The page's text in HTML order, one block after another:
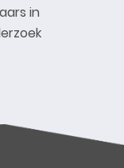
in